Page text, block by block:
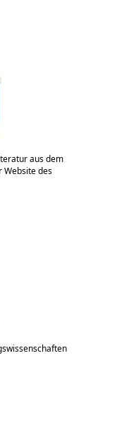
aus dem
Website des